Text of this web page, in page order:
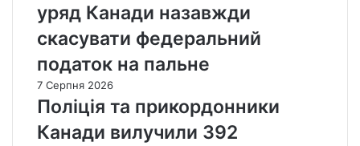
уряд Канади назавжди
скасувати федеральний
податок на пальне
7 Серпня 2026
Поліція та прикордонники
Канади вилучили 392